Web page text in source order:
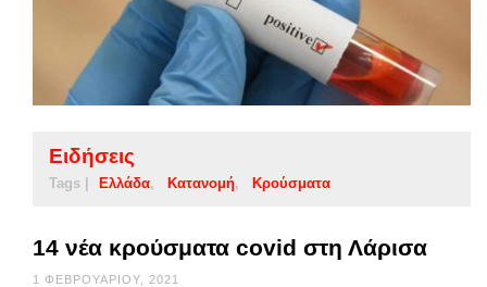
Ειδήσεις
Tags | Ελλάδα Κατανομή Κρούσματα
14 νέα κρούσματα covid στη Λάρισα
1 ΦΕΒΡΟΥΑΡΊΟΥ, 2021